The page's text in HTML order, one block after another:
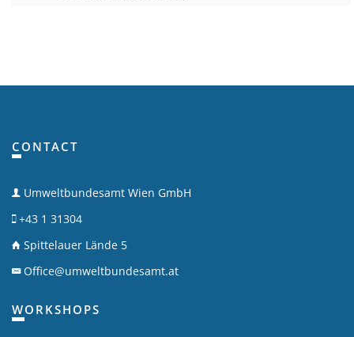
CONTACT
Umweltbundesamt Wien GmbH
+43 1 31304
Spittelauer Lände 5
Office@umweltbundesamt.at
WORKSHOPS